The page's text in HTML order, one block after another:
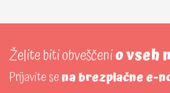
Želite biti obveščenio vseh
Prijavite sena brezplačne e-